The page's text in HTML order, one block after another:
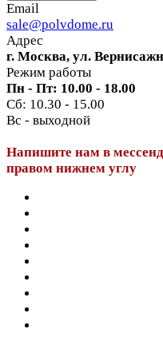
Email
sale@polvdome.ru
Адрес
г. Москва, ул.
Режим работы
Пн - Пт: 10.00 - 18.00
Сб: 10.30 - 15.00
Вс - выходной
Напишите нам в
правом нижнем углу